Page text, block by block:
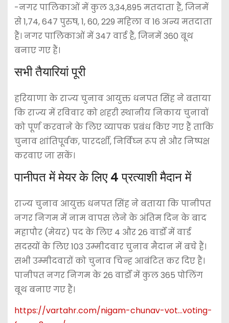
-नगर पालिकाओं में कुल 3,34,895 मतदाता हैं, जिनमें
से 1,74, 647 पुरुष, 1, 60, 229 महिला व 16 अन्य मतदाता
हैं। नगर पालिकाओं में 347 वार्ड हैं, जिनमें 360 बूथ
बनाए गए हैं।
सभी तैयारियां पूरी
हरियाणा के राज्य चुनाव आयुक्त धनपत सिंह ने बताया
कि राज्य में रविवार को शहरी स्थानीय निकाय चुनावों
को पूर्ण करवाने के लिए व्यापक प्रबंध किए गए हैं ताकि
चुनाव शांतिपूर्वक, पारदर्शी, निर्विघ्न रूप से और निष्पक्ष
करवाए जा सकें।
पानीपत में मेयर के लिए 4 प्रत्याशी मैदान में
राज्य चुनाव आयुक्त धनपत सिंह ने बताया कि पानीपत
नगर निगम में नाम वापस लेने के अंतिम दिन के बाद
महापौर (मेयर) पद के लिए 4 और 26 वार्डों में वार्ड
सदस्यों के लिए 103 उम्मीदवार चुनाव मैदान में बचे हैं।
सभी उम्मीदवारों को चुनाव चिन्ह आबंटित कर दिए हैं।
पानीपत नगर निगम के 26 वार्डों में कुल 365 पोलिंग
बूथ बनाए गए हैं।
https://vartahr.com/nigam-chunav-vot…voting-